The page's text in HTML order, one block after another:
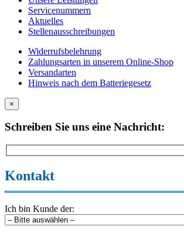
Servicenummern
Aktuelles
Stellenausschreibungen
Widerrufsbelehrung
Zahlungsarten in unserem Online-Shop
Versandarten
Hinweis nach dem Batteriegesetz
×
Schreiben Sie uns eine Nachricht:
Kontakt
Ich bin Kunde der: